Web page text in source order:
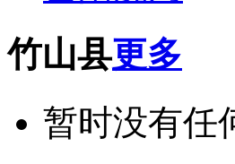
竹山县更多
暂时没有任